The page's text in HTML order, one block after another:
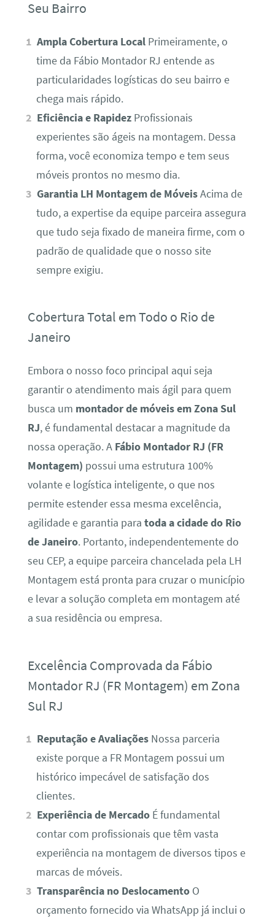
Seu Bairro
Ampla Cobertura Local Primeiramente, o
time da Fábio Montador RJ entende as
particularidades logísticas do seu bairro e
chega mais rápido.
Eficiência e Rapidez Profissionais
experientes são ágeis na montagem. Dessa
forma, você economiza tempo e tem seus
móveis prontos no mesmo dia.
Garantia LH Montagem de MóveisAcima de
tudo, a expertise da equipe parceira assegura
que tudo seja fixado de maneira firme, com o
padrão de qualidade que o nosso site
sempre exigiu.
Cobertura Total em Todo o Rio de
Janeiro
Embora o nosso foco principal aqui seja
garantir o atendimento mais ágil para quem
busca um montador de móveis em Zona Sul
RJ, é fundamental destacar a magnitude da
nossa operação. A Fábio Montador RJ (FR
Montagem) possui uma estrutura 100%
volante e logística inteligente, o que nos
permite estender essa mesma excelência,
agilidade e garantia para toda a cidade do Rio
de Janeiro. Portanto, independentemente do
seu CEP, a equipe parceira chancelada pela LH
Montagem está pronta para cruzar o município
e levar a solução completa em montagem até
a sua residência ou empresa.
Excelência Comprovada da Fábio
Montador RJ (FR Montagem) em Zona
Sul RJ
Reputação e Avaliações Nossa parceria
existe porque a FR Montagem possui um
histórico impecável de satisfação dos
clientes.
Experiência de Mercado É fundamental
contar com profissionais que têm vasta
experiência na montagem de diversos tipos e
marcas de móveis.
Transparência no Deslocamento O
orçamento fornecido via WhatsApp já inclui o